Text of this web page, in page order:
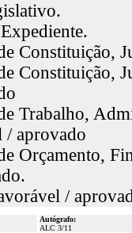
Constituição,
Constituição,
Trabalho,
/ aprovado
Orçamento,
/
Autógrafo:
ALC 3/11